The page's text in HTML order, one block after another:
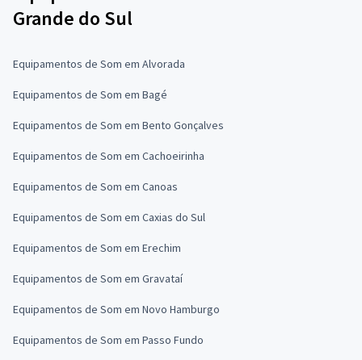
Grande do Sul
Equipamentos de Som em Alvorada
Equipamentos de Som em Bagé
Equipamentos de Som em Bento Gonçalves
Equipamentos de Som em Cachoeirinha
Equipamentos de Som em Canoas
Equipamentos de Som em Caxias do Sul
Equipamentos de Som em Erechim
Equipamentos de Som em Gravataí
Equipamentos de Som em Novo Hamburgo
Equipamentos de Som em Passo Fundo